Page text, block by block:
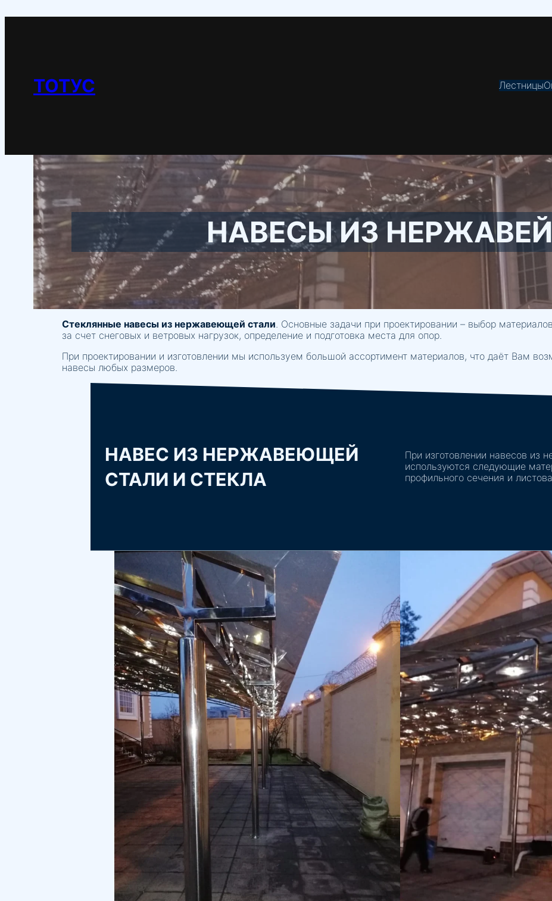
ТОТУС Лестницы
НАВЕСЫ ИЗ
Стеклянные навесы из нержавеющей стали . Основные задачи при проектировании – выбор
за счет снеговых и ветровых нагрузок, определение и подготовка места для опор.
При проектировании и изготовлении мы используем большой ассортимент материалов, что даёт Вам
навесы любых размеров.
НАВЕС ИЗ НЕРЖАВЕЮЩЕЙ
СТАЛИ И СТЕКЛА
При изготовлении навесов из
используются следующие
профильного сечения и